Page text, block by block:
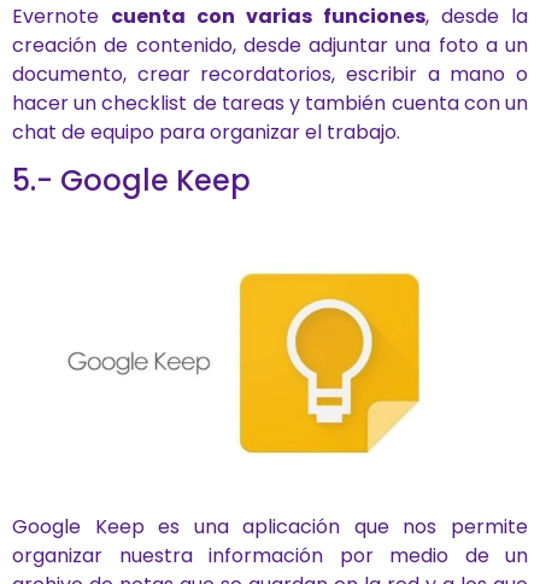
Evernote cuenta con varias funciones, desde la
creación de contenido, desde adjuntar una foto a un
documento, crear recordatorios, escribir a mano o
hacer un checklist de tareas y también cuenta con un
chat de equipo para organizar el trabajo.
5.- Google Keep
Google Keep es una aplicación que nos permite
organizar nuestra información por medio de un